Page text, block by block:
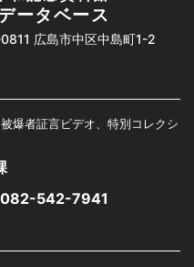
ータベース
広島市中区中島町1-2
爆者証言ビデオ、特別コレクシ
542-7941